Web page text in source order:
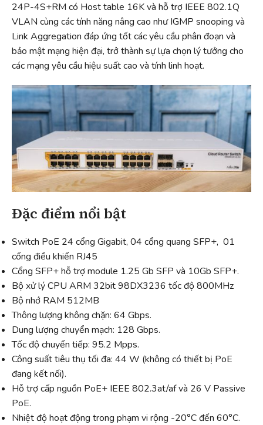
24P-4S+RM có Host table 16K và hỗ trợ IEEE 802.1Q
VLAN cùng các tính năng nâng cao như IGMP snooping và
Link Aggregation đáp ứng tốt các yêu cầu phân đoạn và
bảo mật mạng hiện đại, trở thành sự lựa chọn lý tưởng cho
các mạng yêu cầu hiệu suất cao và tính linh hoạt.
Đặc điểm nổi bật
Switch PoE 24 cổng Gigabit, 04 cổng quang SFP+, 01
cổng điều khiển RJ45
Cổng SFP+ hỗ trợ module 1.25 Gb SFP và 10Gb SFP+.
Bộ xử lý CPU ARM 32bit 98DX3236 tốc độ 800MHz
Bộ nhớ RAM 512MB
Thông lượng không chặn: 64 Gbps.
Dung lượng chuyển mạch: 128 Gbps.
Tốc độ chuyển tiếp: 95.2 Mpps.
Công suất tiêu thụ tối đa: 44 W (không có thiết bị PoE
đang kết nối).
Hỗ trợ cấp nguồn PoE+ IEEE 802.3at/af và 26 V Passive
PoE.
Nhiệt độ hoạt động trong phạm vi rộng -20°C đến 60°C.